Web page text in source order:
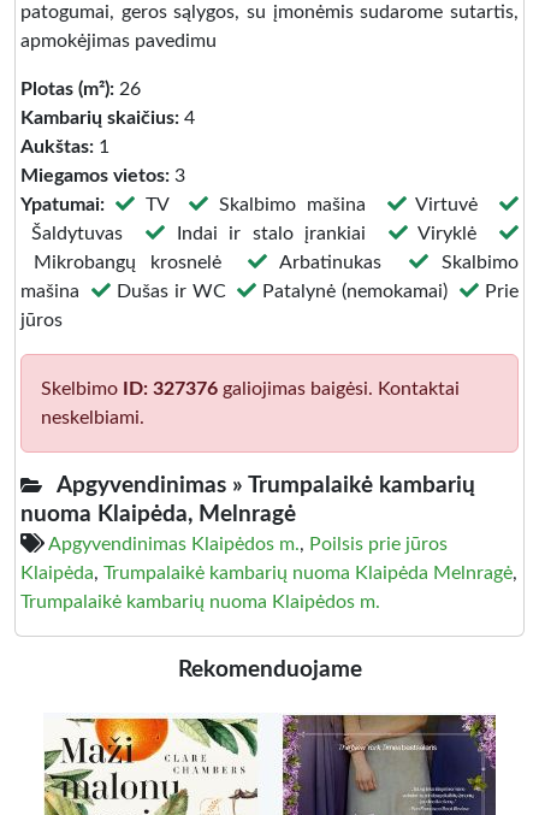
patogumai, geros sąlygos, su įmonėmis sudarome sutartis,
apmokėjimas pavedimu
Plotas (m²): 26
Kambarių skaičius: 4
Aukštas: 1
Miegamos vietos: 3
Ypatumai:
TV Skalbimo mašina
Virtuvė
Šaldytuvas
Indai ir stalo įrankiai
Viryklė
Mikrobangų krosnelė
Arbatinukas
Skalbimo
mašina
Dušas ir WC Patalynė (nemokamai)
Prie
jūros
Skelbimo ID: 327376 galiojimas baigėsi. Kontaktai
neskelbiami.
Apgyvendinimas » Trumpalaikė kambarių
nuoma Klaipėda, Melnragė
Apgyvendinimas Klaipėdos m., Poilsis prie jūros
Klaipėda, Trumpalaikė kambarių nuoma Klaipėda Melnragė,
Trumpalaikė kambarių nuoma Klaipėdos m.
Rekomenduojame